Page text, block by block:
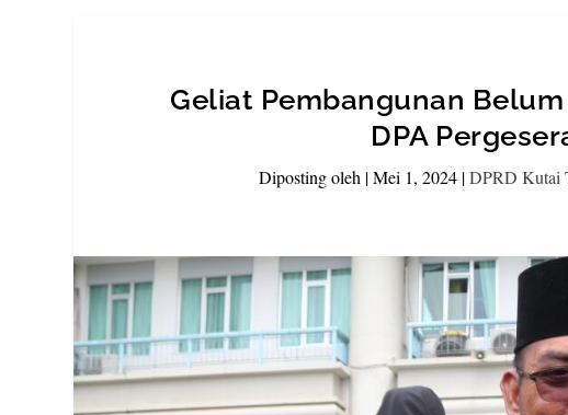
Geliat Pembangunan
DPA
Diposting oleh |Mei 1, 2024|DPRD Kutai